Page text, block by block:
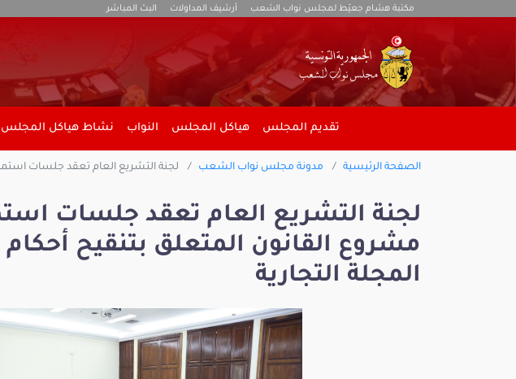
مكتبة هشام جعيّط لمجلس نواب الشعب أرشيف المداولات البث المباشر
تقديم المجلس هياكل المجلس النواب نشاط هياكل المجلس
الصفحة الرئيسية مدونة مجلس نواب الشعب لجنة التشريع العام تعقد جلسات استماع حول
لجنة التشريع العام تعقد جلسات
المجلة التجارية